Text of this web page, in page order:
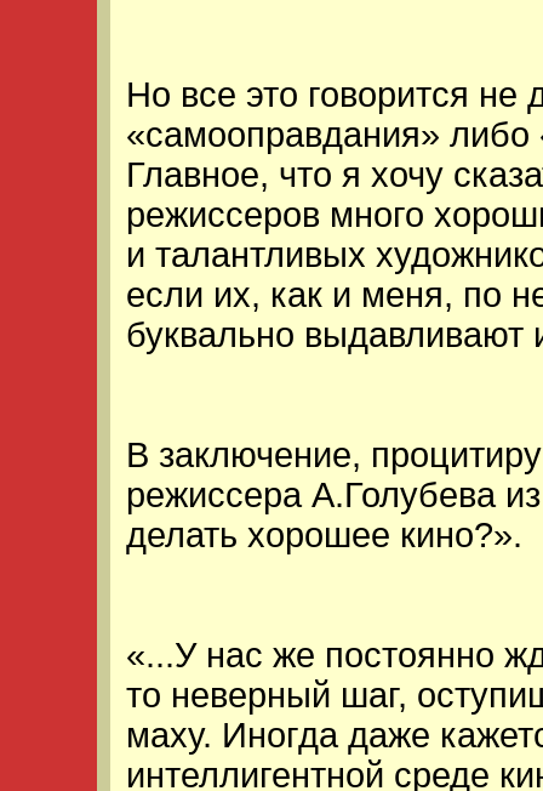
Но все это говорится не
«самооправдания»
Главное, что я хочу
режиссеров много
и талантливых
если их, как и меня, по
буквально выдавливают
В заключение,
режиссера А.Голубева
делать хорошее кино?».
«...У нас же постоянно
то неверный шаг,
маху. Иногда даже
интеллигентной среде